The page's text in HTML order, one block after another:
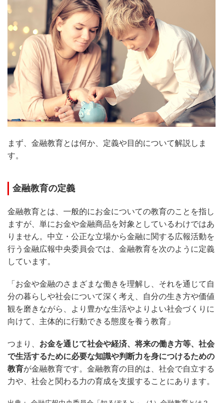
まず、金融教育とは何か、定義や目的について解説しま
す。
金融教育の定義
金融教育とは、一般的にお金についての教育のことを指し
ますが、単にお金や金融商品を対象としているわけではあ
りません。中立・公正な立場から金融に関する広報活動を
行う金融広報中央委員会では、金融教育を次のように定義
しています。
「お金や金融のさまざまな働きを理解し、それを通じて自
分の暮らしや社会について深く考え、自分の生き方や価値
観を磨きながら、より豊かな生活やよりよい社会づくりに
向けて、主体的に行動できる態度を養う教育」
つまり、 お金を通じて社会や経済、将来の働き方等、社会
で生活するために必要な知識や判断力を身につけるための
教育が金融教育です。金融教育の目的は、社会で自立する
力や、社会と関わる力の育成を支援することにあります。